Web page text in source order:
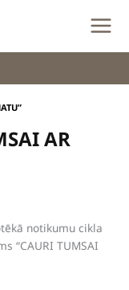
AR
notikumu cikla
“CAURI TUMSAI